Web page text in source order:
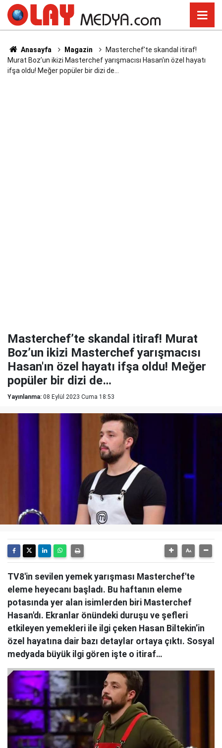
Anasayfa Magazin
Masterchef’te skandal itiraf!
Murat Boz’un ikizi Masterchef yarışmacısı Hasan'ın özel hayatı
ifşa oldu! Meğer popüler bir dizi de…
Masterchef’te skandal itiraf! Murat
Boz’un ikizi Masterchef yarışmacısı
Hasan'ın özel hayatı ifşa oldu! Meğer
popüler bir dizi de…
Yayınlanma: 08 Eylül 2023 Cuma 18:53
TV8'in sevilen yemek yarışması Masterchef'te
eleme heyecanı başladı. Bu haftanın eleme
potasında yer alan isimlerden biri Masterchef
Hasan'dı. Ekranlar önündeki duruşu ve şefleri
etkileyen yemekleri ile ilgi çeken Hasan Biltekin’in
özel hayatına dair bazı detaylar ortaya çıktı. Sosyal
medyada büyük ilgi gören işte o itiraf…